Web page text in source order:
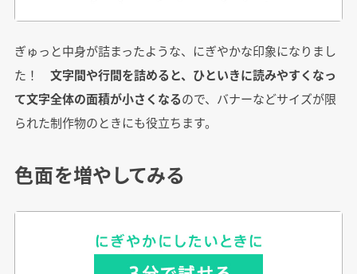
ぎゅっと中身が詰まったような、にぎやかな印象になりまし
た！ 文字間や行間を詰めると、ひといきに読みやすくなっ
て文字全体の面積が小さくなるので、バナーなどサイズが限
られた制作物のときにも役立ちます。
色面を増やしてみる